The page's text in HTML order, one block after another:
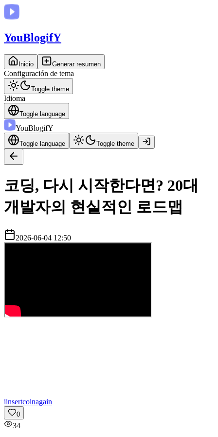
YouBlogifY
Inicio Generar resumen
Configuración de tema
Toggle theme
Idioma
Toggle language
YouBlogifY
Toggle language Toggle theme
코딩, 다시 시작한다면? 20대
개발자의 현실적인 로드맵
2026-06-04 12:50
iinsertcoinagain
0
34